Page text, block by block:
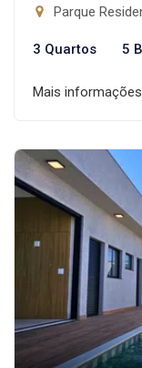
Parque
3 Quartos 5
Mais informações